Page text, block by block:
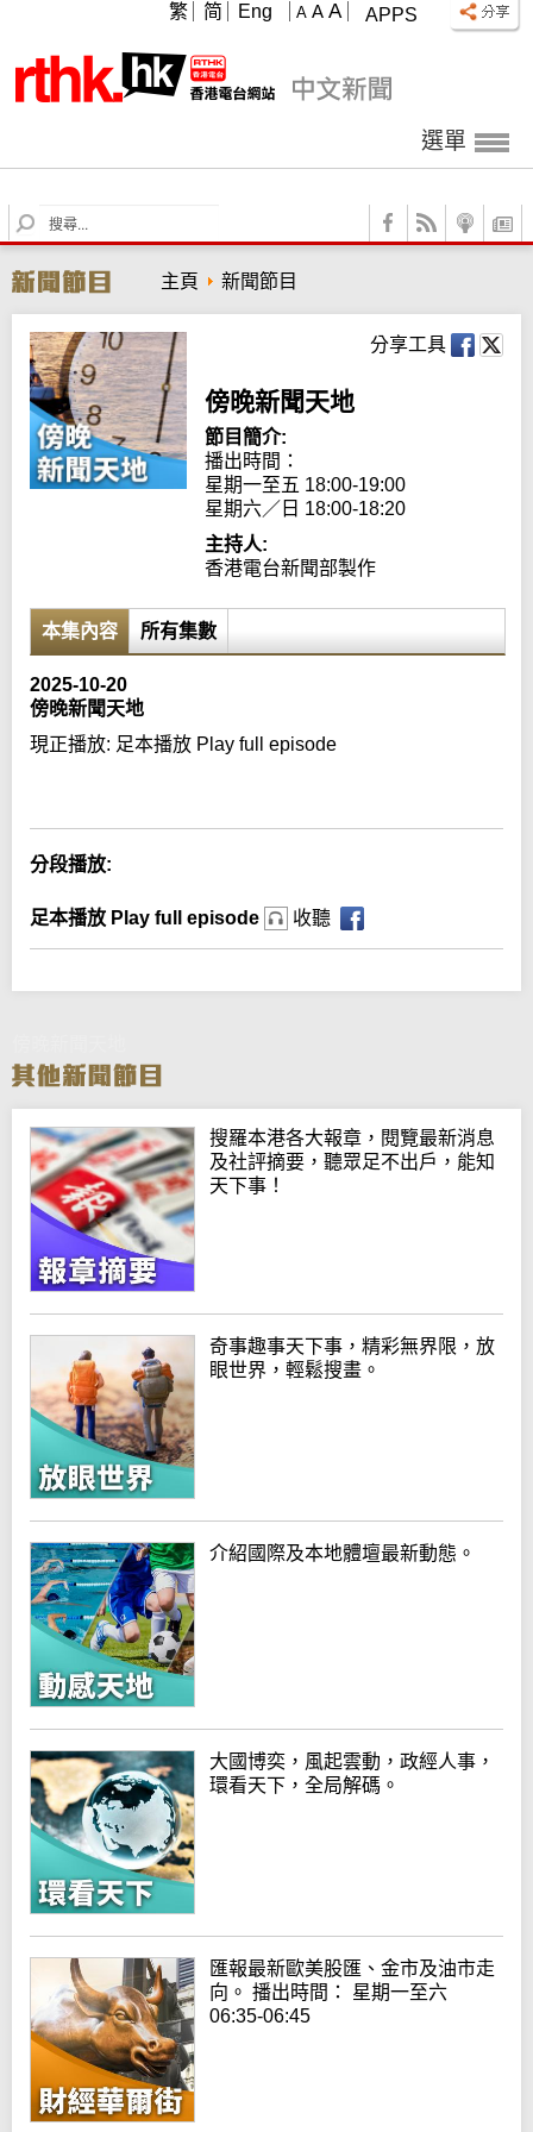
APPS
A A A
繁 简 Eng
選單
S
e
r
c
h
主頁 新聞節目
分享工具
傍晚新聞天地
節目簡介:
播出時間：
星期一至五 18:00-19:00
星期六／日 18:00-18:20
主持人:
香港電台新聞部製作
本集內容 所有集數
2025-10-20
傍晚新聞天地
現正播放: 足本播放 Play full episode
分段播放:
足本播放 Play full episode 收聽
搜羅本港各大報章，閱覽最新消息
及社評摘要，聽眾足不出戶，能知
天下事！
奇事趣事天下事，精彩無界限，放
眼世界，輕鬆搜畫。
介紹國際及本地體壇最新動態。
大國博奕，風起雲動，政經人事，
環看天下，全局解碼。
匯報最新歐美股匯、金市及油市走
向。 播出時間： 星期一至六
06:35-06:45